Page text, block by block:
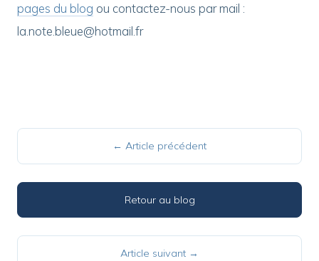
pages du blog ou contactez-nous par mail :
la.note.bleue@hotmail.fr
← Article précédent
Retour au blog
Article suivant →